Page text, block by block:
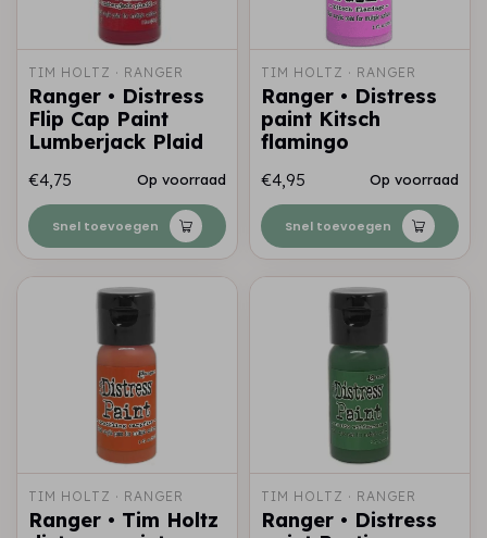
TIM HOLTZ · RANGER
Ranger • Distress
Flip Cap Paint
Lumberjack Plaid
€4,75 Op voorraad
Snel toevoegen
TIM HOLTZ · RANGER
Ranger • Distress
paint Kitsch
flamingo
€4,95 Op voorraad
Snel toevoegen
TIM HOLTZ · RANGER
Ranger • Tim Holtz
TIM HOLTZ · RANGER
Ranger • Distress